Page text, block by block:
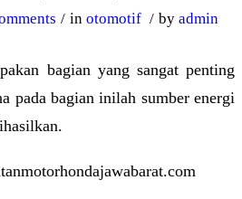
/ in otomotif / by admin
bagian yang sangat penting
pada bagian inilah sumber energi